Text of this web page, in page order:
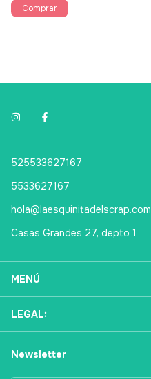
525533627167
5533627167
hola@laesquinitadelscrap.com
Casas Grandes 27, depto 1
MENÚ
LEGAL:
Newsletter